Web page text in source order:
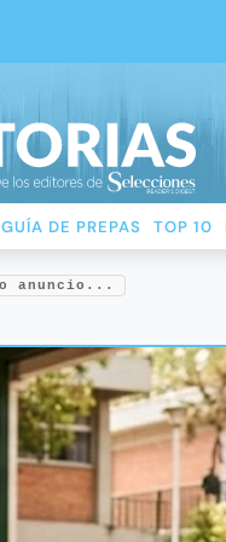
GUÍA DE PREPAS TOP 10
anuncio...